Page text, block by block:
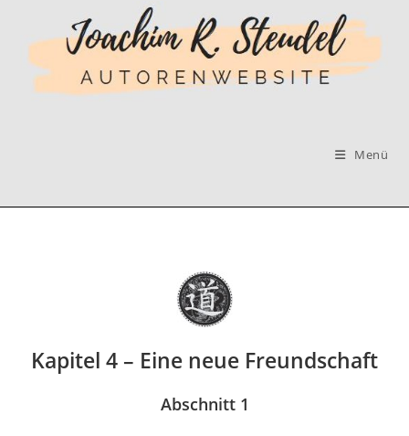
springen
Menü
Kapitel 4 – Eine neue Freundschaft
Abschnitt 1